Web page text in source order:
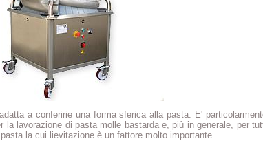
a conferirie una forma sferica alla pasta. E'
la lavorazione di pasta molle bastarda e, più in generale, per
la cui lievitazione è un fattore molto importante.